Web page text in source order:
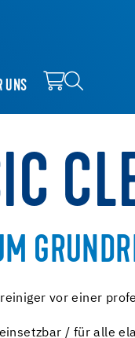
UNS
vor einer
/ für alle